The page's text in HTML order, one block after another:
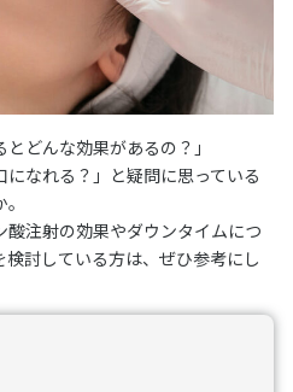
どんな効果があるの？」
になれる？」と疑問に思っている
注射の効果やダウンタイムにつ
討している方は、ぜひ参考にし